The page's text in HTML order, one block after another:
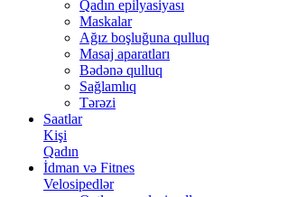
Qadın epilyasiyası
Maskalar
Ağız boşluğuna qulluq
Masaj aparatları
Bədənə qulluq
Sağlamlıq
Tərəzi
Saatlar
Kişi
Qadın
İdman və Fitnes
Velosipedlər